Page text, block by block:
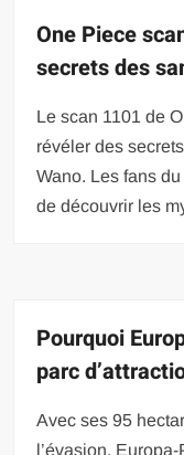
One Piece
secrets des
Le scan 1101 de
révéler des
Wano. Les fans
de découvrir les
Pourquoi
parc
Avec ses 95
l’évasion,